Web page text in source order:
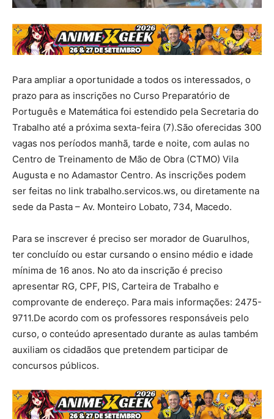
Para ampliar a oportunidade a todos os interessados, o
prazo para as inscrições no Curso Preparatório de
Português e Matemática foi estendido pela Secretaria do
Trabalho até a próxima sexta-feira (7).São oferecidas 300
vagas nos períodos manhã, tarde e noite, com aulas no
Centro de Treinamento de Mão de Obra (CTMO) Vila
Augusta e no Adamastor Centro. As inscrições podem
ser feitas no link trabalho.servicos.ws, ou diretamente na
sede da Pasta – Av. Monteiro Lobato, 734, Macedo.
Para se inscrever é preciso ser morador de Guarulhos,
ter concluído ou estar cursando o ensino médio e idade
mínima de 16 anos. No ato da inscrição é preciso
apresentar RG, CPF, PIS, Carteira de Trabalho e
comprovante de endereço. Para mais informações: 2475-
9711.De acordo com os professores responsáveis pelo
curso, o conteúdo apresentado durante as aulas também
auxiliam os cidadãos que pretendem participar de
concursos públicos.